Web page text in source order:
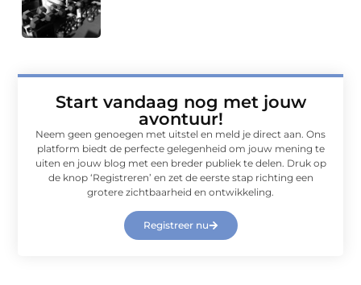
Start vandaag nog met jouw
avontuur!
Neem geen genoegen met uitstel en meld je direct aan. Ons
platform biedt de perfecte gelegenheid om jouw mening te
uiten en jouw blog met een breder publiek te delen. Druk op
de knop ‘Registreren’ en zet de eerste stap richting een
grotere zichtbaarheid en ontwikkeling.
Registreer nu